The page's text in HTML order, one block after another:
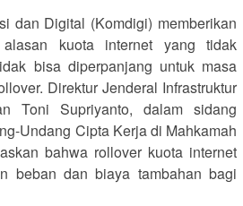
dan Digital (Komdigi) memberikan
alasan kuota internet yang tidak
bisa diperpanjang untuk masa
Direktur Jenderal Infrastruktur
Toni Supriyanto, dalam sidang
Undang Cipta Kerja di Mahkamah
bahwa rollover kuota internet
beban dan biaya tambahan bagi